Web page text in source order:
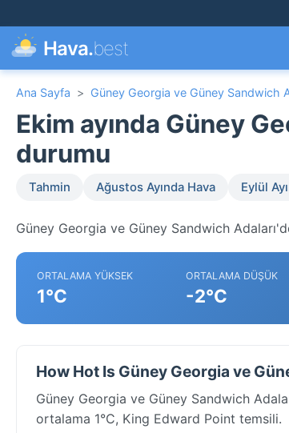
Hava.best
Ana Sayfa > Güney Georgia ve Güney Sandwich
Ekim ayında Güney
durumu
Tahmin Ağustos Ayında Hava Eylül
Güney Georgia ve Güney Sandwich
ORTALAMA YÜKSEK
1°C
ORTALAMA DÜŞÜK
-2°C
How Hot Is Güney Georgia ve
Güney Georgia ve Güney Sandwich
ortalama 1°C, King Edward Point temsili.